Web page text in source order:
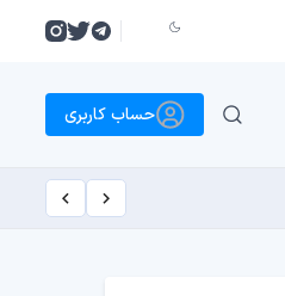
حساب کاربری